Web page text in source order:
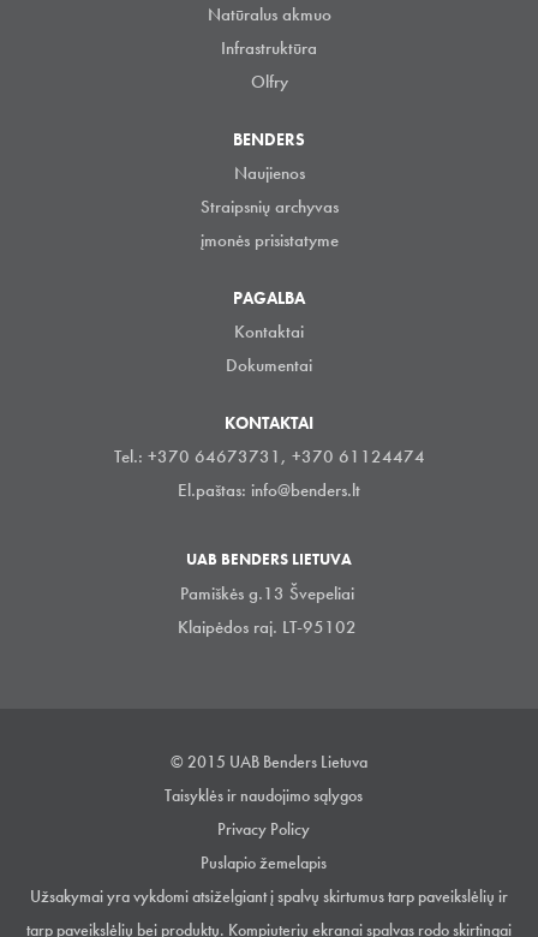
Natūralus akmuo
Infrastruktūra
Olfry
BENDERS
Naujienos
Straipsnių archyvas
įmonės prisistatyme
PAGALBA
Kontaktai
Dokumentai
KONTAKTAI
Tel.: +370 64673731, +370 61124474
El.paštas: info@benders.lt
UAB BENDERS LIETUVA
Pamiškės g.13 Švepeliai
Klaipėdos raj. LT-95102
© 2015 UAB Benders Lietuva
Taisyklės ir naudojimo sąlygos
Privacy Policy
Puslapio žemelapis
Užsakymai yra vykdomi atsiželgiant į spalvų skirtumus tarp paveikslėlių ir
tarp paveikslėlių bei produktų. Kompiuterių ekranai spalvas rodo skirtingai